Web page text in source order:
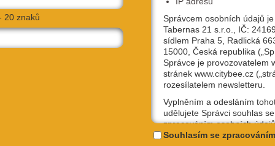
20 znaků
Správcem osobních údajů
Tabernas 21 s.r.o., IČ:
sídlem Praha 5, Radlická
15000, Česká republika
Správce je provozovatelem
stránek www.citybee.cz
rozesílatelem newsletteru.
Vyplněním a odesláním
udělujete Správci souhlas se
zpracováním osobních
uživatelské jméno, email, IP
Souhlasím se